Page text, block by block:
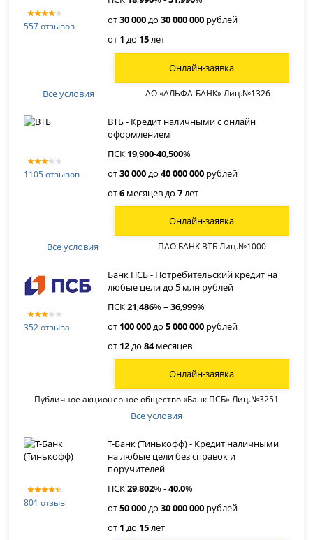
557 отзывов
от30 000 до30 000 000 рублей
от 1 до 15лет
Все условия АО «АЛЬФА-БАНК» Лиц.№1326
Онлайн-заявка
1105 отзывов
ВТБ - Кредит наличными с онлайн
оформлением
ПСК 19,900-40,500%
от30 000до40 000 000 рублей
от6 месяцев до7лет
Все условия ПАО БАНК ВТБ Лиц.№1000
Онлайн-заявка
352 отзыва
Банк ПСБ - Потребительский кредит на
любые цели до 5 млн рублей
ПСК21,486% –36,999%
от 100 000до5 000 000 рублей
от 12до84месяцев
Все условия
Публичное акционерное общество «Банк ПСБ» Лиц.№3251
Онлайн-заявка
801 отзыв
Т-Банк (Тинькофф) - Кредит наличными
на любые цели без справок и
поручителей
ПСК29,802% -40,0%
от50 000до30 000 000 рублей
от 1 до 15лет